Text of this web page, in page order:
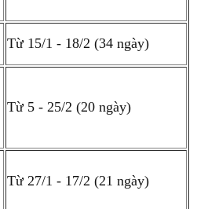
Từ 15/1 - 18/2 (34 ngày)
Từ 5 - 25/2 (20 ngày)
Từ 27/1 - 17/2 (21 ngày)